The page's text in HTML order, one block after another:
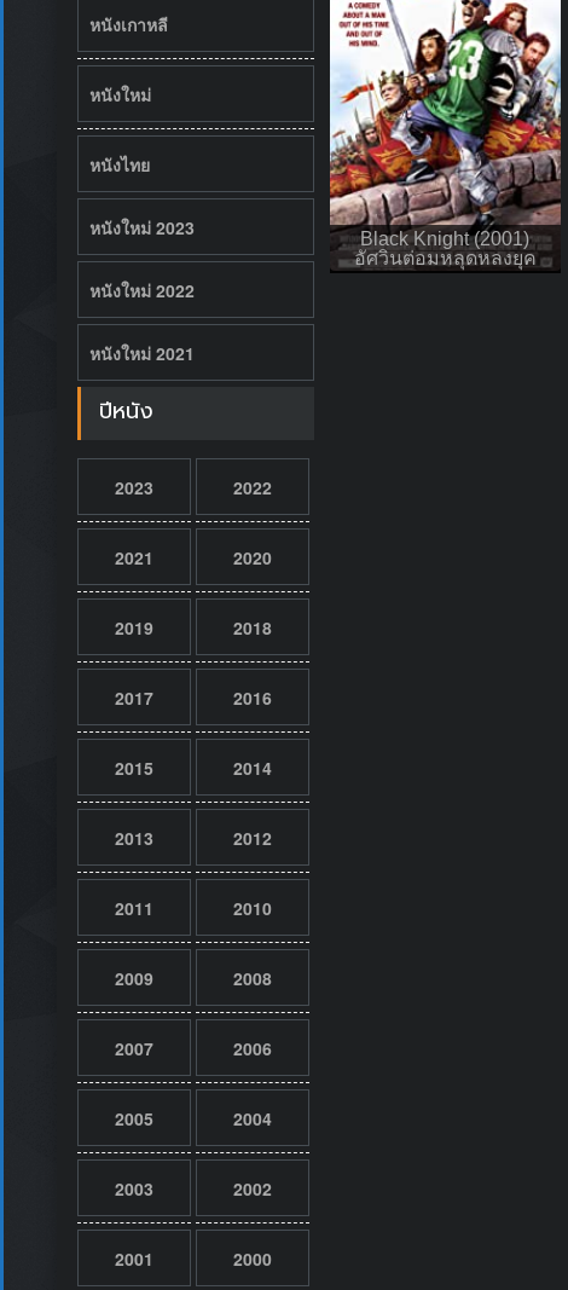
หนังเกาหลี
หนังใหม่
หนังไทย
หนังใหม่ 2023
หนังใหม่ 2022
หนังใหม่ 2021
ปีหนัง
2023 2022
2021 2020
2019 2018
2017 2016
2015 2014
2013 2012
2011 2010
2009 2008
2007 2006
2005 2004
2003 2002
2001 2000
Black Knight (2001)
อัศวินต่อมหลุดหลงยุค